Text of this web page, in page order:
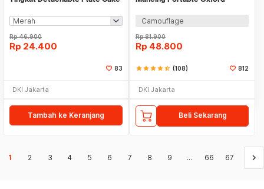
Rp46.900
Rp 24.400
83
DKI Jakarta
Tambah ke Keranjang
Camouflage
Rp81.900
Rp 48.800
starstarstarstarstar_half (108) 812
DKI Jakarta
Beli Sekarang
1 2 3 4 5 6 7 8 9 ... 66 67 keyboard_arrow_right